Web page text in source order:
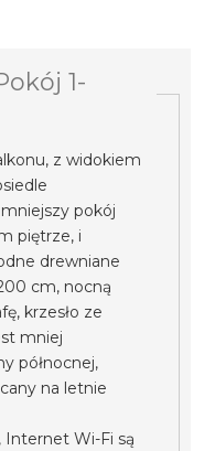
1-
z widokiem
pokój
piętrze, i
drewniane
cm, nocną
krzesło ze
mniej
północnej,
na letnie
Internet Wi-Fi są